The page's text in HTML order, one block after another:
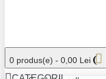
0 produs(e) - 0,00 Lei